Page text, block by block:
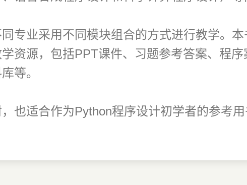
专业采用不同模块组合的方式进行教学。
资源，包括PPT课件、习题参考答案、程序
等。
也适合作为Python程序设计初学者的参考用